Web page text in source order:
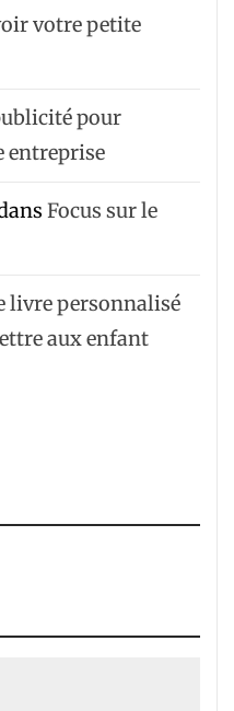
votre petite
pour
entreprise
Focus sur le
livre personnalisé
aux enfant